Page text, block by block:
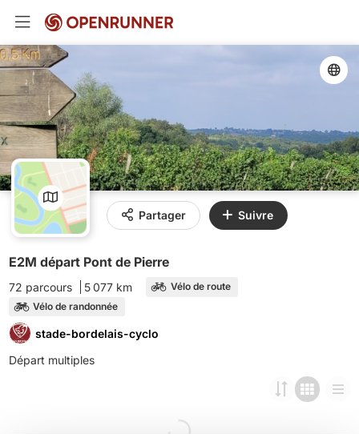
Partager Suivre
E2M départ Pont de Pierre
72 parcours 5 077 km
Vélo de route
Vélo de randonnée
stade-bordelais-cyclo
Départ multiples